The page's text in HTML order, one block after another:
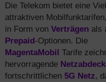
Die Telekom bietet eine
attraktiven
in Form von Verträgen als
Prepaid-Optionen. Die
MagentaMobil Tarife
hervorragende
fortschrittlichen 5G Netz,